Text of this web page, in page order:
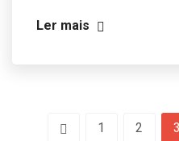
Ler mais
1 2 3